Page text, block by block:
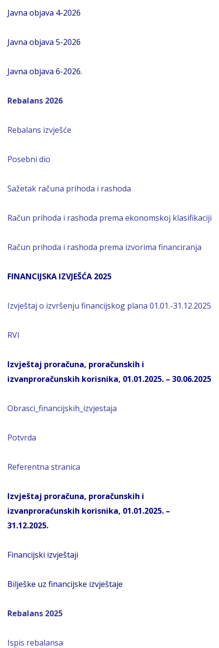
Javna objava 4-2026
Javna objava 5-2026
Javna objava 6-2026.
Rebalans 2026
Rebalans izvješće
Posebni dio
Sažetak računa prihoda i rashoda
Račun prihoda i rashoda prema ekonomskoj klasifikaciji
Račun prihoda i rashoda prema izvorima financiranja
FINANCIJSKA IZVJEŠĆA 2025
Izvještaj o izvršenju financijskog plana 01.01.-31.12.2025
RVI
Izvještaj proračuna, proračunskih i
izvanproračunskih korisnika, 01.01.2025. – 30.06.2025
Obrasci_financijskih_izvjestaja
Potvrda
Referentna stranica
Izvještaj proračuna, proračunskih i
izvanproraćunskih korisnika, 01.01.2025. –
31.12.2025.
Financijski izvještaji
Bilješke uz financijske izvještaje
Rebalans 2025
Ispis rebalansa